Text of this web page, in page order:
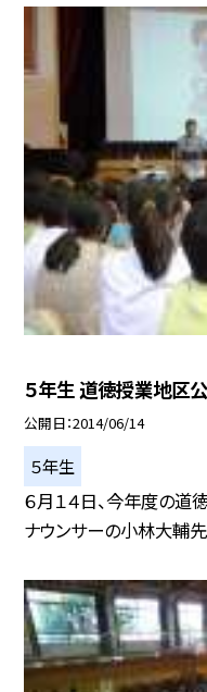
５年生 道徳授業地区
公開日 2014/06/14
５年生
６月１４日、今年度の
ナウンサーの小林大輔